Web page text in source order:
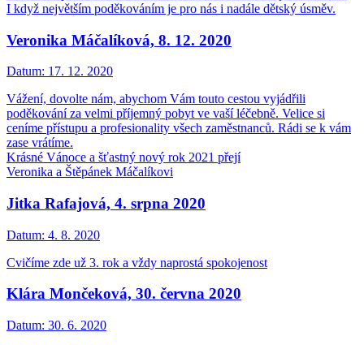
I když největším poděkováním je pro nás i nadále dětský úsměv.
Veronika Máčalíková, 8. 12. 2020
Datum: 17. 12. 2020
Vážení, dovolte nám, abychom Vám touto cestou vyjádřili
poděkování za velmi příjemný pobyt ve vaší léčebně. Velice si
ceníme přístupu a profesionality všech zaměstnanců. Rádi se k vám
zase vrátíme.
Krásné Vánoce a šťastný nový rok 2021 přejí
Veronika a Štěpánek Máčalíkovi
Jitka Rafajová, 4. srpna 2020
Datum: 4. 8. 2020
Cvičíme zde už 3. rok a vždy naprostá spokojenost
Klára Mončeková, 30. června 2020
Datum: 30. 6. 2020